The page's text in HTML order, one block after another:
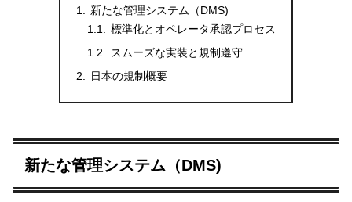
新たな管理システム（DMS)
標準化とオペレータ承認プロセス
スムーズな実装と規制遵守
日本の規制概要
新たな管理システム（DMS)